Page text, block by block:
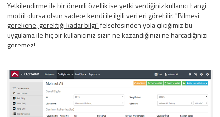
Yetkilendirme ile bir önemli özellik ise yetki verdiğiniz kullanıcı hangi
modül olursa olsun sadece kendi ile ilgili verileri görebilir."Bilmesi
gerekene, gerektiği kadar bilgi"felsefesinden yola çıktığımız bu
uygulama ile hiç bir kullanıcınız sizin ne kazandığınızı ne harcadığınızı
göremez!